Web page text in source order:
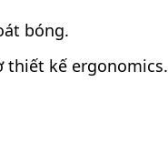
bóng.
thiết kế ergonomics.